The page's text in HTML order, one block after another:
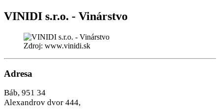
VINIDI s.r.o. - Vinárstvo
Zdroj: www.vinidi.sk
Adresa
Báb, 951 34
Alexandrov dvor 444,